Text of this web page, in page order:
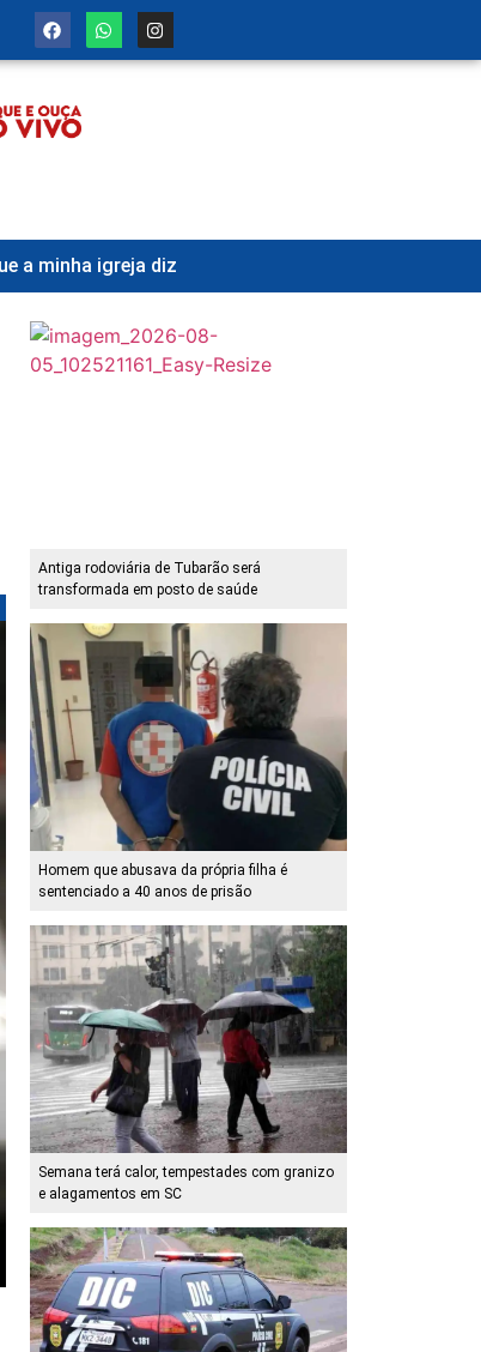
a minha igreja diz
Antiga rodoviária de Tubarão será
transformada em posto de saúde
Homem que abusava da própria filha é
sentenciado a 40 anos de prisão
Semana terá calor, tempestades com granizo
e alagamentos em SC